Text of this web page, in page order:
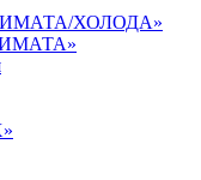
ХОЛОДА»